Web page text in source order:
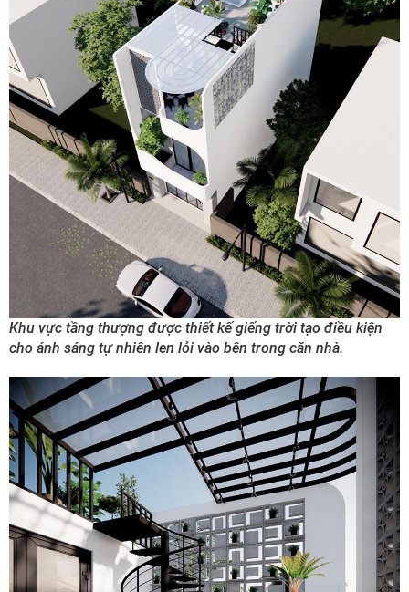
Khu vực tầng thượng được thiết kế giếng trời tạo điều kiện
cho ánh sáng tự nhiên len lỏi vào bên trong căn nhà.